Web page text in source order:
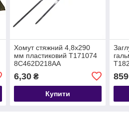
Хомут стяжний 4,8x290
мм пластиковий T171074
8C462D218AA
6,30₴
Купити